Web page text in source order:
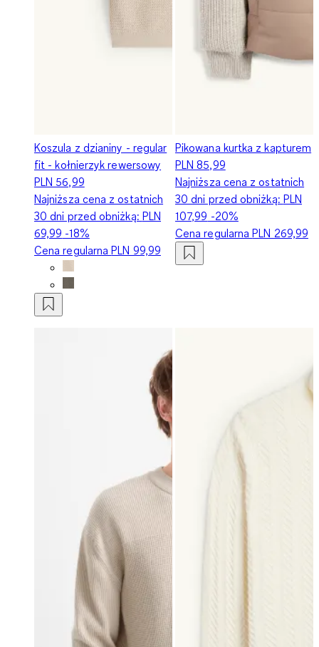
Koszula z dzianiny - regular
fit - kołnierzyk rewersowy
PLN 56,99
Najniższa cena z ostatnich
30 dni przed obniżką: PLN
69,99 -18%
Cena regularnaPLN 99,99
Pikowana kurtka z kapturem
PLN 85,99
Najniższa cena z ostatnich
30 dni przed obniżką: PLN
107,99 -20%
Cena regularnaPLN 269,99